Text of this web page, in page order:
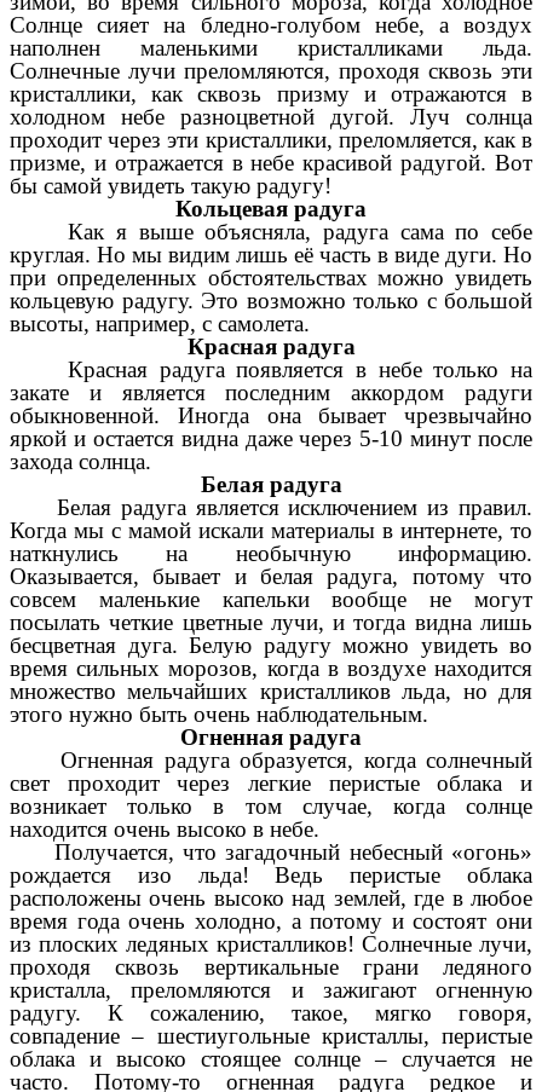
Солнце сияет на бледно-голубом небе, а воздух
наполнен маленькими кристалликами льда.
Солнечные лучи преломляются, проходя сквозь эти
кристаллики, как сквозь призму и отражаются в
холодном небе разноцветной дугой. Луч солнца
проходит через эти кристаллики, преломляется, как в
призме, и отражается в небе красивой радугой. Вот
бы самой увидеть такую радугу!
Кольцевая радуга
Как я выше объясняла, радуга сама по себе
круглая. Но мы видим лишь её часть в виде дуги. Но
при определенных обстоятельствах можно увидеть
кольцевую радугу. Это возможно только с большой
высоты, например, с самолета.
Красная радуга
Красная радуга появляется в небе только на
закате и является последним аккордом радуги
обыкновенной. Иногда она бывает чрезвычайно
яркой и остается видна даже через 5-10 минут после
захода солнца.
Белая радуга
Белая радуга является исключением из правил.
Когда мы с мамой искали материалы в интернете, то
наткнулись на необычную информацию.
Оказывается, бывает и белая радуга, потому что
совсем маленькие капельки вообще не могут
посылать четкие цветные лучи, и тогда видна лишь
бесцветная дуга. Белую радугу можно увидеть во
время сильных морозов, когда в воздухе находится
множество мельчайших кристалликов льда, но для
этого нужно быть очень наблюдательным.
Огненная радуга
Огненная радуга образуется, когда солнечный
свет проходит через легкие перистые облака и
возникает только в том случае, когда солнце
находится очень высоко в небе.
Получается, что загадочный небесный «огонь»
рождается изо льда! Ведь перистые облака
расположены очень высоко над землей, где в любое
время года очень холодно, а потому и состоят они
из плоских ледяных кристалликов! Солнечные лучи,
проходя сквозь вертикальные грани ледяного
кристалла, преломляются и зажигают огненную
радугу. К сожалению, такое, мягко говоря,
совпадение – шестиугольные кристаллы, перистые
облака и высоко стоящее солнце – случается не
часто. Потому-то огненная радуга редкое и